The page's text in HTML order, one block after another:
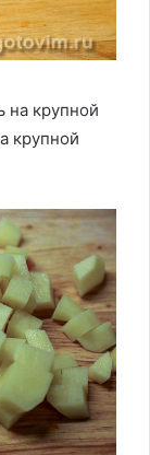
на крупной
крупной